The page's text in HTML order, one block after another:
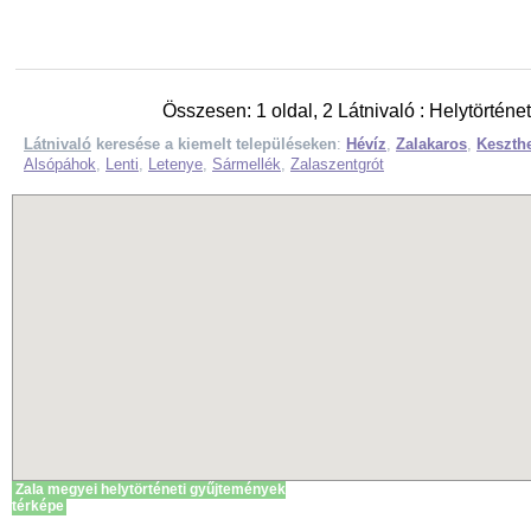
Összesen: 1 oldal, 2 Látnivaló :
Látnivaló keresése a kiemelt településeken: Hévíz, Zalakaros,
Alsópáhok, Lenti, Letenye, Sármellék, Zalaszentgrót
Zala megyei helytörténeti gyűjtemények
térképe